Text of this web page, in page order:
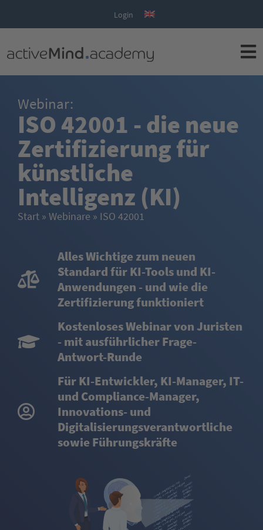
Login
Webinar:
ISO 42001 - die neue
Zertifizierung für
künstliche
Intelligenz (KI)
Start » Webinare » ISO 42001
Alles Wichtige zum neuen
Standard für KI-Tools und KI-
Anwendungen - und wie die
Zertifizierung funktioniert
Kostenloses Webinar von Juristen
- mit ausführlicher Frage-
Antwort-Runde
Für KI-Entwickler, KI-Manager, IT-
und Compliance-Manager,
Innovations- und
Digitalisierungsverantwortliche
sowie Führungskräfte